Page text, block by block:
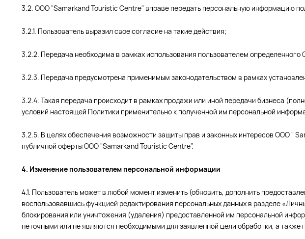
3.2. ООО "Samarkand Touristic Centre" вправе передать персональную информацию
3.2.1. Пользователь выразил свое согласие на такие действия;
3.2.2. Передача необходима в рамках использования пользователем определенного
3.2.3. Передача предусмотрена применимым законодательством в рамках
3.2.4. Такая передача происходит в рамках продажи или иной передачи бизнеса
условий настоящей Политики применительно к полученной им персональной
3.2.5. В целях обеспечения возможности защиты прав и законных интересов ООО "
публичной оферты ООО "Samarkand Touristic Centre".
4. Изменение пользователем персональной информации
4.1. Пользователь может в любой момент изменить (обновить, дополнить
воспользовавшись функцией редактирования персональных данных в разделе
блокирования или уничтожения (удаления) предоставленной им персональной
неточными или не являются необходимыми для заявленной цели обработки, а